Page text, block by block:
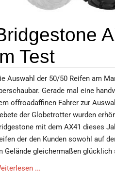
Test
Auswahl der 50/50 Reifen am
Gerade mal eine
offroadaffinen Fahrer zur
der Globetrotter wurden
mit dem AX41 dieses
der den Kunden sowohl auf
Gelände gleichermaßen
...